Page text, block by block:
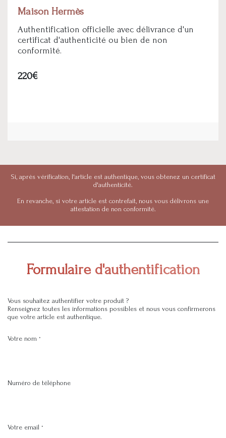
Maison Hermès
Authentification officielle avec délivrance d'un
certificat d'authenticité ou bien de non
conformité.
220€
Si, après vérification, l'article est authentique, vous obtenez un certificat
d'authenticité.
En revanche, si votre article est contrefait, nous vous délivrons une
attestation de non conformité.
Formulaire d'authentification
Vous souhaitez authentifier votre produit ?
Renseignez toutes les informations possibles et nous vous confirmerons
que votre article est authentique.
Votre nom *
Numéro de téléphone
Votre email *